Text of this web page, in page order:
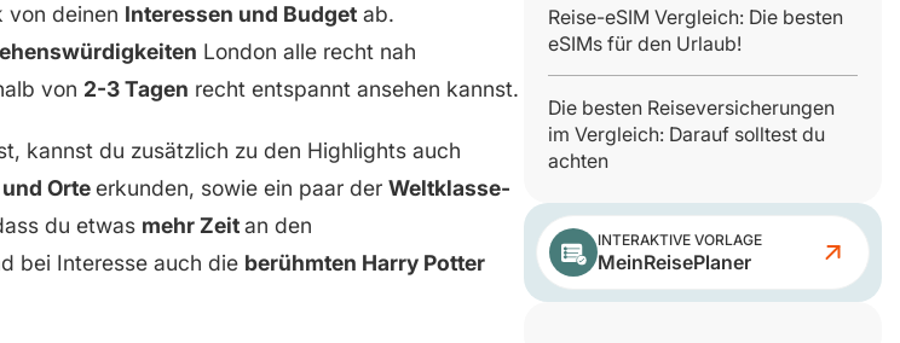
von deinen Interessen und Budgetab.
London alle recht nah
von 2-3 Tagen recht entspannt ansehen kannst.
kannst du zusätzlich zu den Highlights auch
Orteerkunden, sowie ein paar der Weltklasse-
du etwas mehr Zeitan den
bei Interesse auch die berühmten Harry Potter
Reise-eSIM Vergleich: Die besten
eSIMs für den Urlaub!
Die besten Reiseversicherungen
im Vergleich: Darauf solltest du
achten
INTERAKTIVE VORLAGE
MeinReisePlaner